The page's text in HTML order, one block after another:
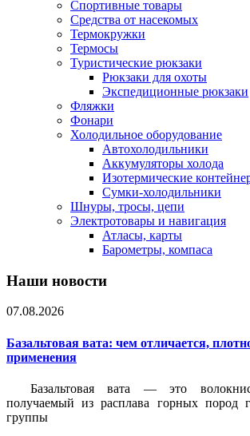
Спортивные товары
Средства от насекомых
Термокружки
Термосы
Туристические рюкзаки
Рюкзаки для охоты
Экспедиционные рюкзаки
Фляжки
Фонари
Холодильное оборудование
Автохолодильники
Аккумуляторы холода
Изотермические
Сумки-холодильники
Шнуры, тросы, цепи
Электротовары и навигация
Атласы, карты
Барометры, компаса
Наши новости
07.08.2026
Базальтовая вата: чем отличается,
применения
Базальтовая вата — это
получаемый из расплава горных пород
группы